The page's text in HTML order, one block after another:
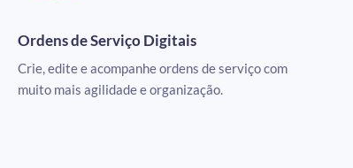
Ordens de Serviço Digitais
Crie, edite e acompanhe ordens de serviço com
muito mais agilidade e organização.